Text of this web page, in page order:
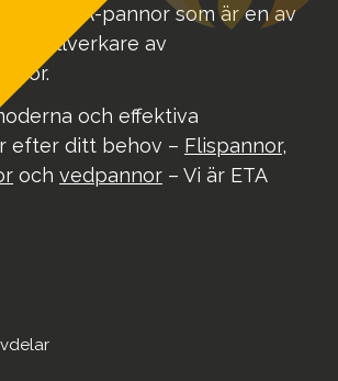
på ETA-pannor som är en av
tillverkare av
och effektiva
efter ditt behov – Flispannor,
och vedpannor – Vi är ETA